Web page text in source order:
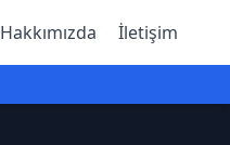
Hakkımızda İletişim